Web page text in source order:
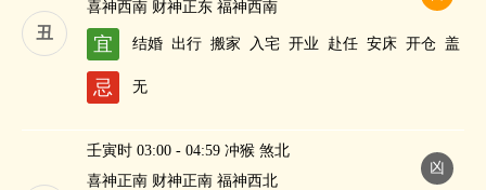
丑
喜神西南 财神正东 福神西南
宜 结婚 出行 搬家 入宅 开业 赴任 安床 开仓 盖
忌 无
凶
壬寅时 03:00 - 04:59 冲猴 煞北
喜神正南 财神正南 福神西北